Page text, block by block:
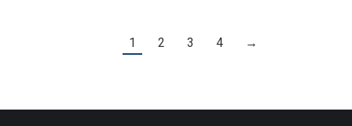
1 2 3 4 →